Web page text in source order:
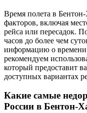
Время полета в
факторов, включая
рейса или пересадок.
часов до более чем
информацию о времени
рекомендуем
который предоставит
доступных вариантах
Какие самые
России в Бентон-